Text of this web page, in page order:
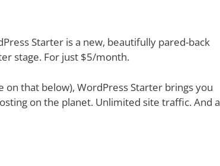
Starter is a new, beautifully pared-back
stage. For just $5/month.
on that below), WordPress Starter brings you
on the planet. Unlimited site traffic. And a